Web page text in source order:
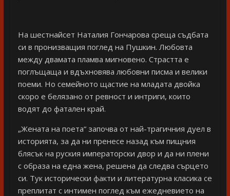
На шестнайсет Наталия Гончарова среща съдбата
си в пронизващия поглед на Пушкин. Любовта
между двамата пламва мигновено. Страстта е
поглъщаща и вдъхновява любовни писма и велики
поеми. Но семейното щастие на младата двойка
скоро е белязано от ревност и интриги, които
водят до фатален край.
„Жената на поета“ започва от най-трагичния дуел в
историята, за да ни пренесе назад към пищния
блясък на руския императорски двор и да ни плени
с образа на една жена, решена да следва сърцето
си. Тук исторически факти и литературна класика се
преплитат с интимен поглед към ежедневието на